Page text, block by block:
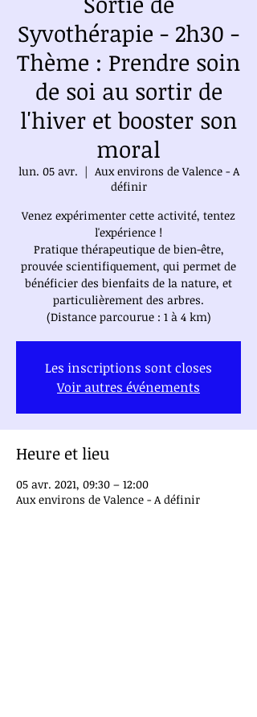
Syvothérapie - 2h30 -
Thème : Prendre soin
de soi au sortir de
l'hiver et booster son
moral
lun. 05 avr.
  |
Aux environs de Valence - A
définir
Venez expérimenter cette activité, tentez
l'expérience !
Pratique thérapeutique de bien-être,
prouvée scientifiquement, qui permet de
bénéficier des bienfaits de la nature, et
particulièrement des arbres.
(Distance parcourue : 1 à 4 km)
Les inscriptions sont closes
Voir autres événements
Heure et lieu
05 avr. 2021, 09:30 – 12:00
Aux environs de Valence - A définir